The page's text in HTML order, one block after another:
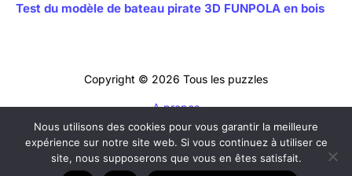
Test du modèle de bateau pirate 3D FUNPOLA en bois
Copyright © 2026 Tous les puzzles
A propos
Contact
Mentions légales
Politique de confidentialité
Nous utilisons des cookies pour vous garantir la meilleure
expérience sur notre site web. Si vous continuez à utiliser ce
site, nous supposerons que vous en êtes satisfait.